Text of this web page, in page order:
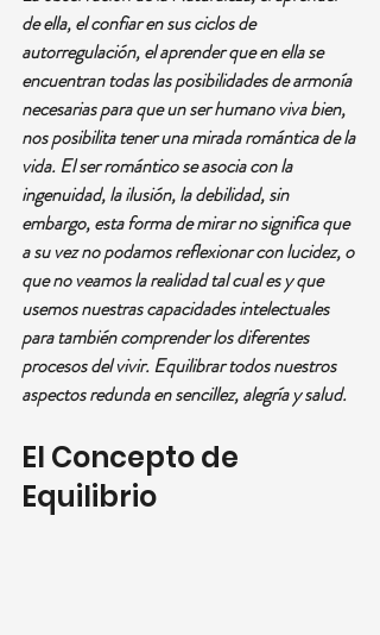
de ella, el confiar en sus ciclos de
autorregulación, el aprender que en ella se
encuentran todas las posibilidades de armonía
necesarias para que un ser humano viva bien,
nos posibilita tener una mirada romántica de la
vida. El ser romántico se asocia con la
ingenuidad, la ilusión, la debilidad, sin
embargo, esta forma de mirar no significa que
a su vez no podamos reflexionar con lucidez, o
que no veamos la realidad tal cual es y que
usemos nuestras capacidades intelectuales
para también comprender los diferentes
procesos del vivir. Equilibrar todos nuestros
aspectos redunda en sencillez, alegría y salud.
El Concepto de
Equilibrio